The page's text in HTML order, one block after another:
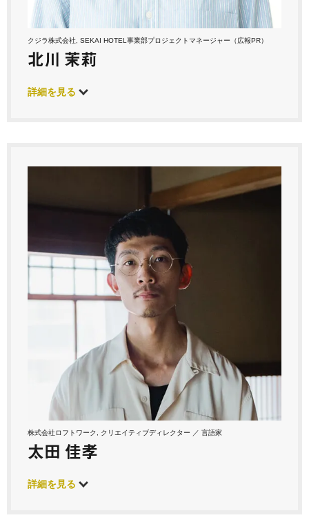
クジラ株式会社, SEKAI HOTEL事業部プロジェクトマネージャー（広報PR）
北川 茉莉
詳細を見る
株式会社ロフトワーク, クリエイティブディレクター ／ 言語家
太田 佳孝
詳細を見る